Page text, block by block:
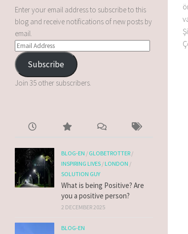
Enter your email address to subscribe to this
blog and receive notifications of new posts by
email.
Subscribe
Join 35 other subscribers.
BLOG-EN / GLOBETROTTER /
INSPIRING LIVES /LONDON /
SOLUTION GUY
What is being Positive? Are
you a positive person?
2 DECEMBER 2025
BLOG-EN